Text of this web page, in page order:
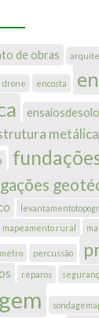
de obras
drone encosta
ensaiosdesolo
metálica
mapeamento rural
percussão
reparos